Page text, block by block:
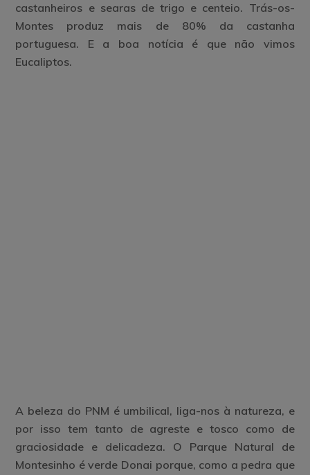
castanheiros e searas de trigo e centeio. Trás-os-
Montes produz mais de 80% da castanha
portuguesa. E a boa notícia é que não vimos
Eucaliptos.
A beleza do PNM é umbilical, liga-nos à natureza, e
por isso tem tanto de agreste e tosco como de
graciosidade e delicadeza. O Parque Natural de
Montesinho é verde Donai porque, como a pedra que